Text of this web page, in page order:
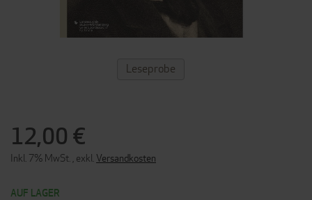
12,00 €
Inkl. 7% MwSt. exkl. Versandkosten
AUF LAGER
ZUM
ANFANG
Leseprobe